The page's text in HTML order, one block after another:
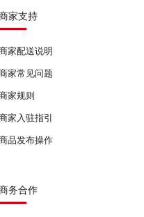
家支持
家配送说明
家常见问题
家规则
家入驻指引
品发布操作
务合作